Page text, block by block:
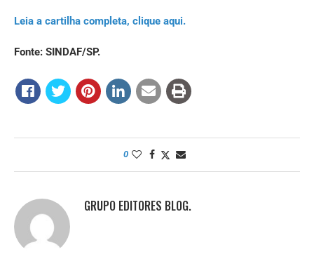
Leia a cartilha completa, clique aqui.
Fonte: SINDAF/SP.
0
GRUPO EDITORES BLOG.